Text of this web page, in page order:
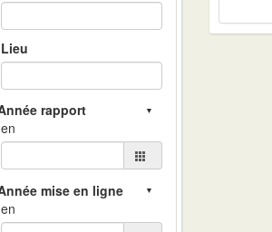
Lieu
en
en